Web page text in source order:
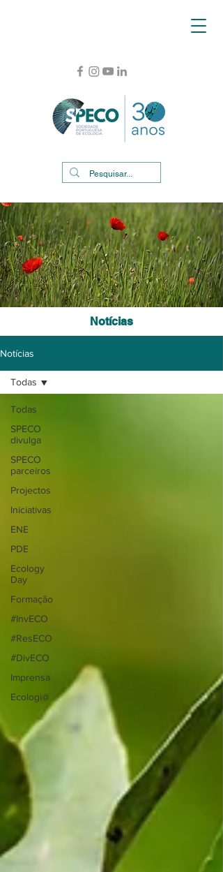
Notícias
Notícias
Todas
SPECO
divulga
SPECO
parceiros
Projectos
Iniciativas
ENE
PDE
Ecology
Day
Formação
#InvECO
#ResECO
#DivECO
Imprensa
Ecologi@
Todas